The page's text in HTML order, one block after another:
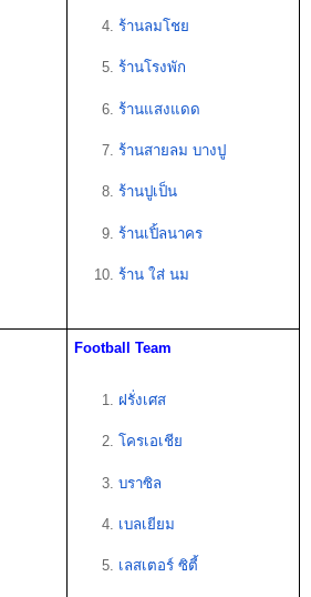
ร้านลมโชย
ร้านโรงพัก
ร้านแสงแดด
ร้านสายลม บางปู
ร้านปูเป็น
ร้านเปิ้ลนาคร
ร้าน ใส่ นม
Football Team
ฝรั่งเศส
โครเอเชีย
บราซิล
เบลเยียม
เลสเตอร์ ซิตี้